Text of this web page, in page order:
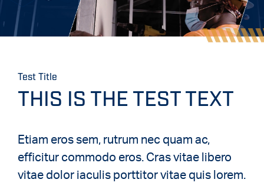
Test Title
THIS IS THE TEST TEXT
Etiam eros sem, rutrum nec quam ac,
efficitur commodo eros. Cras vitae libero
vitae dolor iaculis porttitor vitae quis lorem.